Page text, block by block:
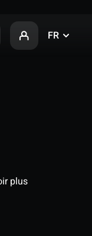
FR
plus